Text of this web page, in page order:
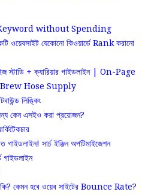
without Spending
ওয়েবসাইট যেকোনো কিওয়ার্ডে Rank করানো
+ ক্যারিয়ার গাইডলাইন | On-Page
Hose Supply
লিঙ্কিং
কেন এসইও করা প্রয়োজন?
গাইডলাইন! সার্চ ইঞ্জিন অপটিমাইজেশন
গাইডলাইন
কি? কেমন হবে ওয়েব সাইটের Bounce Rate?